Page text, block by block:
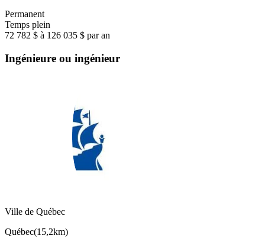
Permanent
Temps plein
72 782 $ à 126 035 $ par an
Ingénieure ou ingénieur
Ville de Québec
Québec(15,2km)